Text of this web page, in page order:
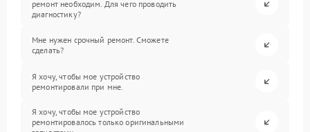
ремонт необходим. Для чего проводить
диагностику?
Мне нужен срочный ремонт. Сможете
сделать?
Я хочу, чтобы мое устройство
ремонтировали при мне.
Я хочу, чтобы мое устройство
ремонтировалось только оригинальными